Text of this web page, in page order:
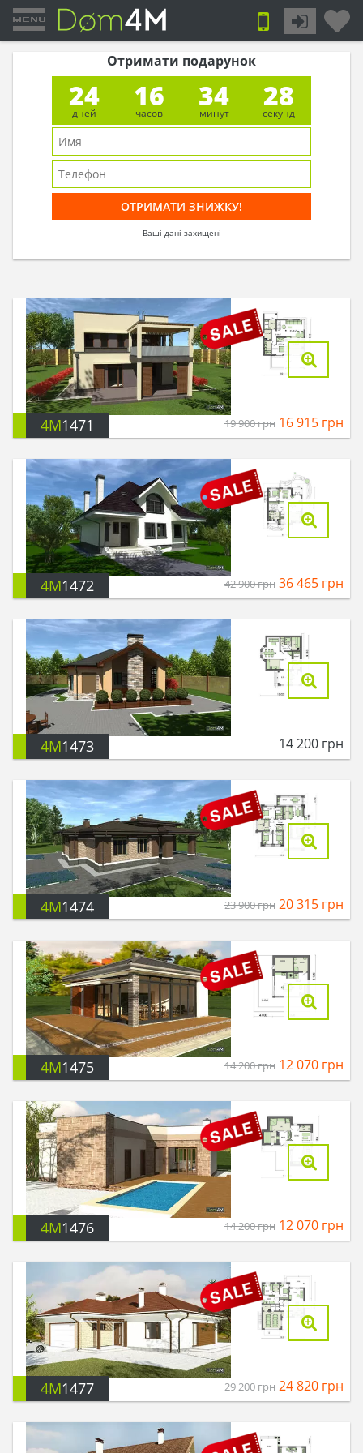
Отримати подарунок
24
дней
16
часов
34
минут
27
секунд
Ваші дані захищені
4M1471 19 900грн 16 915 грн
4M1472 42 900грн 36 465 грн
4M1473 14 200 грн
4M1474 23 900грн 20 315 грн
4M1475 14 200грн 12 070 грн
4M1476 14 200грн 12 070 грн
4M1477 29 200грн 24 820 грн